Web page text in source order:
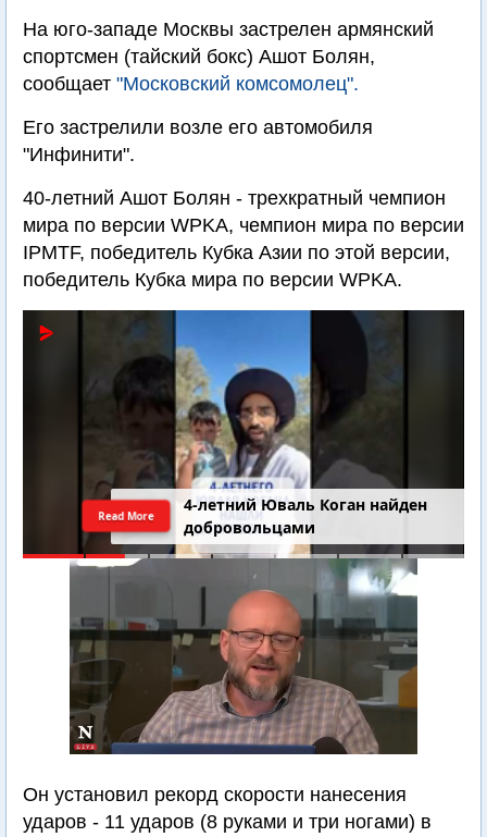
На юго-западе Москвы застрелен армянский
спортсмен (тайский бокс) Ашот Болян,
сообщает "Московский комсомолец".
Его застрелили возле его автомобиля
"Инфинити".
40-летний Ашот Болян - трехкратный чемпион
мира по версии WPKA, чемпион мира по версии
IPMTF, победитель Кубка Азии по этой версии,
победитель Кубка мира по версии WPKA.
4-летний Юваль Коган найден
добровольцами
Read More
Он установил рекорд скорости нанесения
ударов - 11 ударов (8 руками и три ногами) в